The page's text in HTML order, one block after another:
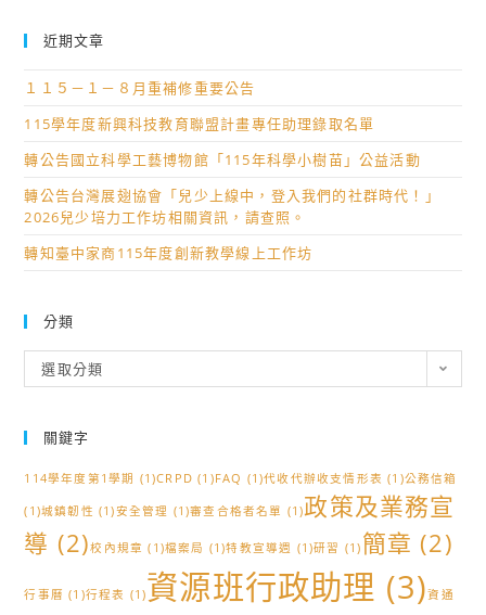
近期文章
１１５－１－８月重補修重要公告
115學年度新興科技教育聯盟計畫專任助理錄取名單
轉公告國立科學工藝博物館「115年科學小樹苗」公益活動
轉公告台灣展翅協會「兒少上線中，登入我們的社群時代！」
2026兒少培力工作坊相關資訊，請查照。
轉知臺中家商115年度創新教學線上工作坊
分類
類
選取分類
關鍵字
114學年度第1學期 (1)CRPD (1)FAQ (1)代收代辦收支情形表 (1)公務信箱
(1)城鎮韌性 (1)安全管理 (1)審查合格者名單 (1)政策及業務宣
導 (2)校內規章 (1)檔案局 (1)特教宣導週 (1)研習 (1) 簡章 (2)
行事曆 (1)行程表 (1)資源班行政助理 (3)資通